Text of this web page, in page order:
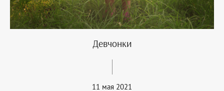
Девчонки
11 мая 2021